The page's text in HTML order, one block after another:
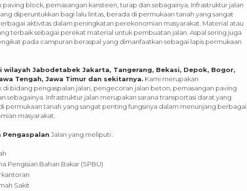
block, pemasangan kansteen, turap dan sebagainya. Infrastruktur jalan
diperuntukkan bagi lalu lintas, berada di permukaan tanah yang sangat
aktivitas dalam peningkatan perekonomian masyarakat. Material atau
terbaik sebagai perekat material untuk pembuatan jalan. Aspal sering juga
pada campuran beraspal yang dimanfaatkan sebagai lapis permukaan
Jabodetabek Jakarta, Tangerang, Bekasi, Depok, Bogor,
Tengah, Jawa Timur dan sekitarnya. Kami merupakan
bidang pengaspalan jalan, pengecoran jalan beton, pemasangan paving
sebagainya. Infrastruktur jalan merupakan sarana transportasi darat yang
permukaan tanah yang sangat penting fungsinya dalam menunjang berbagai
masyarakat.
Pengaspalan Jalan yang meliputi :
Pengisian Bahan Bakar (SPBU)
Sakit